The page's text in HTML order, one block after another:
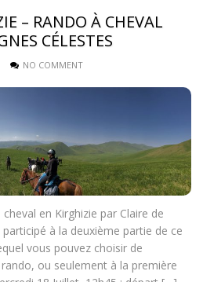
– RANDO À CHEVAL
CÉLESTES
NO COMMENT
en Kirghizie par Claire de
participé à la deuxième partie de ce
vous pouvez choisir de
ou seulement à la première